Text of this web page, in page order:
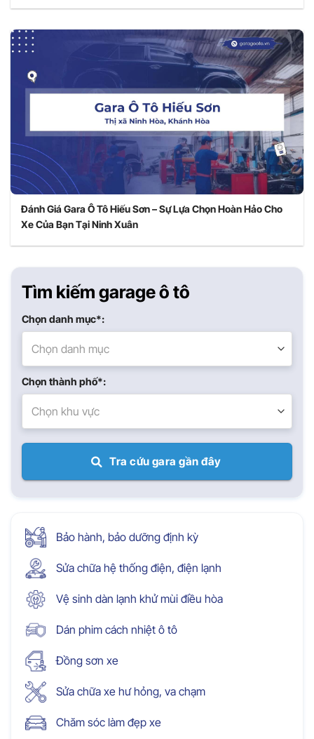
Đánh Giá Gara Ô Tô Hiếu Sơn – Sự Lựa Chọn Hoàn Hảo Cho
Xe Của Bạn Tại Ninh Xuân
Tìm kiếm garage ô tô
Chọn danh mục*:
Chọn danh mục
Chọn thành phố*:
Chọn khu vực
Tra cứu gara gần đây
Bảo hành, bảo dưỡng định kỳ
Sửa chữa hệ thống điện, điện lạnh
Vệ sinh dàn lạnh khử mùi điều hòa
Dán phim cách nhiệt ô tô
Đồng sơn xe
Sửa chữa xe hư hỏng, va chạm
Chăm sóc làm đẹp xe